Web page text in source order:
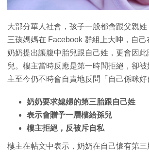
大部分華人社會，孩子一般都會跟父親
三孩媽媽在 Facebook 群組上大呻，自己
奶奶提出讓腹中胎兒跟自己姓，更會因
兒。樓主當時反應是第一時間拒絕，卻
主至今仍不時會自責地反問「自己係咪好
奶奶要求媳婦的第三胎跟自己姓
表示會贈予一層樓給孫兒
樓主拒絕，反被斥自私
樓主在帖文中表示，奶奶在自己懷有第